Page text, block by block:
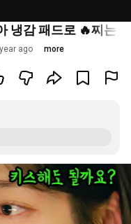
냉감 패드로 🔥찌는
ago more